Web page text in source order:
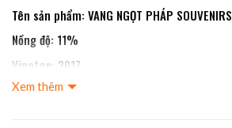
Tên sản phẩm: VANG NGỌT PHÁP SOUVENIRS
Nồng độ: 11%
Vinatge: 2017
Thể tích: 750ml
Xem thêm